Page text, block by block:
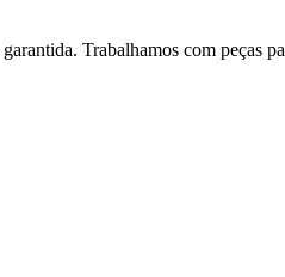
Trabalhamos com peças